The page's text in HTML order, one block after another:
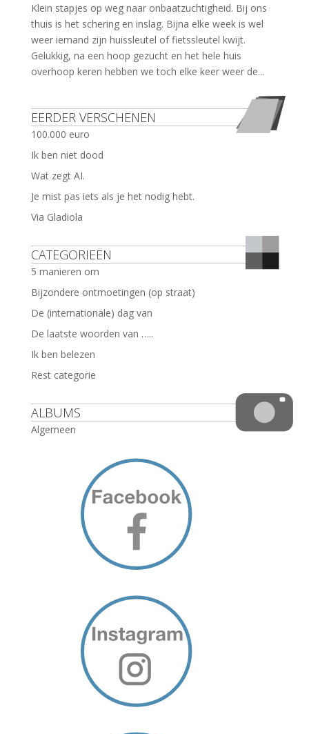
Klein stapjes op weg naar onbaatzuchtigheid. Bij ons
thuis is het schering en inslag. Bijna elke week is wel
weer iemand zijn huissleutel of fietssleutel kwijt.
Gelukkig, na een hoop gezucht en het hele huis
overhoop keren hebben we toch elke keer weer de...
EERDER VERSCHENEN
100.000 euro
Ik ben niet dood
Wat zegt AI.
Je mist pas iets als je het nodig hebt.
Via Gladiola
CATEGORIEËN
5 manieren om
Bijzondere ontmoetingen (op straat)
De (internationale) dag van
De laatste woorden van …..
Ik ben belezen
Rest categorie
ALBUMS
Algemeen